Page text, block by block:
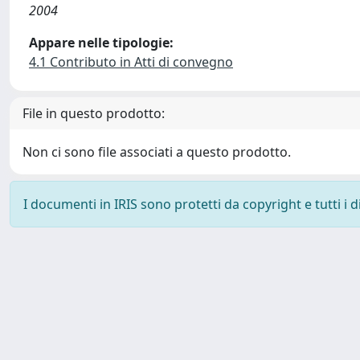
2004
Appare nelle tipologie:
4.1 Contributo in Atti di convegno
File in questo prodotto:
Non ci sono file associati a questo prodotto.
I documenti in IRIS sono protetti da copyright e tutti i